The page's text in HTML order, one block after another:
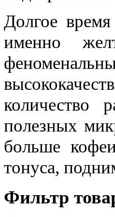
Долгое
именно
количество
полезных
больше
тонуса,
Фильтр